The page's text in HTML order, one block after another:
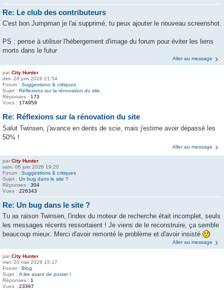
Re: Le club des contributeurs
C'est bon Jumpman je l'ai supprimé, tu peux ajouter le nouveau screenshot.
PS : pense à utiliser l'hébergement d'image du forum pour éviter les liens
morts dans le futur
Aller au message
par City Hunter
dim. 28 juin 2026 21:54
Forum : Suggestions & critiques
Sujet : Réflexions sur la rénovation du site
Réponses : 173
Vues : 174959
Re: Réflexions sur la rénovation du site
Salut Twinsen, j'avance en dents de scie, mais j'estime avoir dépassé les
50% !
Aller au message
par City Hunter
sam. 06 juin 2026 19:20
Forum : Suggestions & critiques
Sujet : Un bug dans le site ?
Réponses : 304
Vues : 226343
Re: Un bug dans le site ?
Tu as raison Twinsen, l'index du moteur de recherche était incomplet, seuls
les messages récents ressortaient ! Je viens de le reconstruire, ça semble
beaucoup mieux. Merci d'avoir remonté le problème et d'avoir insisté
Aller au message
par City Hunter
mer. 20 mai 2026 15:17
Forum : Blog
Sujet : A lire avant de poster !
Réponses : 1
Vues : 23397